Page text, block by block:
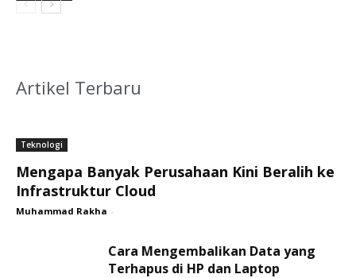
Artikel Terbaru
Teknologi
Mengapa Banyak Perusahaan Kini Beralih ke
Infrastruktur Cloud
Muhammad Rakha -
Cara Mengembalikan Data yang
Terhapus di HP dan Laptop